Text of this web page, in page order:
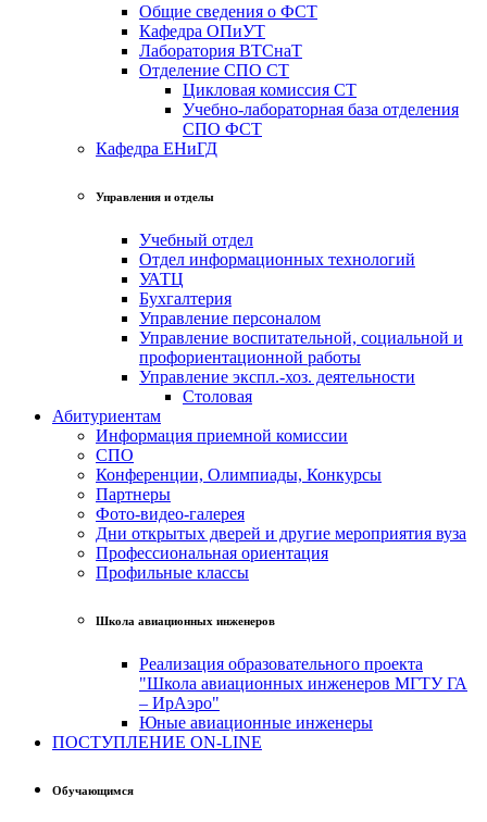
Общие сведения о ФСТ
Кафедра ОПиУТ
Лаборатория ВТСнаТ
Отделение СПО СТ
Цикловая комиссия СТ
Учебно-лабораторная база отделения
СПО ФСТ
Кафедра ЕНиГД
Управления и отделы
Учебный отдел
Отдел информационных технологий
УАТЦ
Бухгалтерия
Управление персоналом
Управление воспитательной, социальной и
профориентационной работы
Управление экспл.-хоз. деятельности
Столовая
Абитуриентам
Информация приемной комиссии
СПО
Конференции, Олимпиады, Конкурсы
Партнеры
Фото-видео-галерея
Дни открытых дверей и другие мероприятия вуза
Профессиональная ориентация
Профильные классы
Школа авиационных инженеров
Реализация образовательного проекта
"Школа авиационных инженеров МГТУ ГА
– ИрАэро"
Юные авиационные инженеры
ПОСТУПЛЕНИЕ ON-LINE
Обучающимся